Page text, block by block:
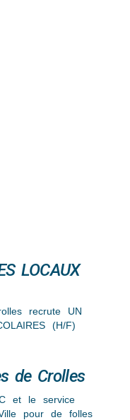
LOCAUX
recrute UN
(H/F)
de Crolles
et le service
pour de folles